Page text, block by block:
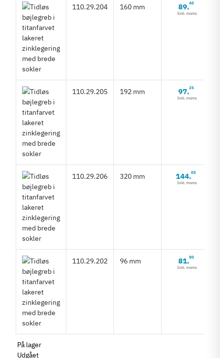
110.29.204 160 mm 89,40
Inkl. moms
110.29.205 192 mm 97,25
Inkl. moms
110.29.206 320 mm 144,05
Inkl. moms
110.29.202 96 mm 81,80
Inkl. moms
På lager
Udgået